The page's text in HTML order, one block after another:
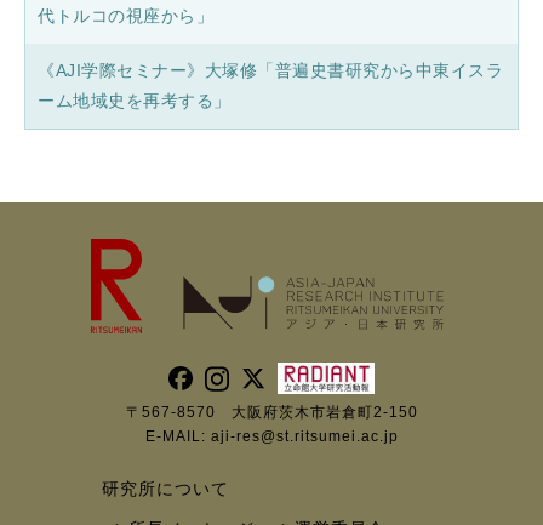
代トルコの視座から」
《AJI学際セミナー》大塚修「普遍史書研究から中東イスラ
ーム地域史を再考する」
〒567-8570 大阪府茨木市岩倉町2-150
E-MAIL: aji-res@st.ritsumei.ac.jp
研究所について